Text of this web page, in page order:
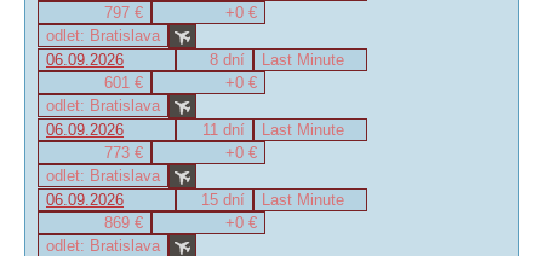
797 €
+0 €
odlet: Bratislava
06.09.2026
8 dní
Last Minute
601 €
+0 €
odlet: Bratislava
06.09.2026
11 dní
Last Minute
773 €
+0 €
odlet: Bratislava
06.09.2026
15 dní
Last Minute
869 €
+0 €
odlet: Bratislava